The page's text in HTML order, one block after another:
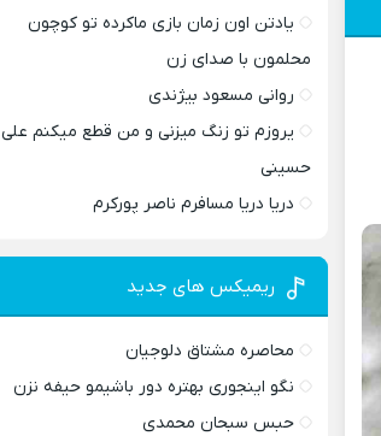
یادتن اون زمان بازی ماکرده تو کوچون
محلمون با صدای زن
روانی مسعود بیژندی
یروزم تو زنگ میزنی و من قطع میکنم علی
حسینی
دریا دریا مسافرم ناصر پورکرم
ریمیکس های جدید
محاصره مشتاق دلوجیان
نگو اینجوری بهتره دور باشیمو حیفه نزن
حبس سبحان محمدی